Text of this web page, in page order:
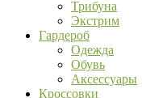
Трибуна
Экстрим
Гардероб
Одежда
Обувь
Аксессуары
Кроссовки